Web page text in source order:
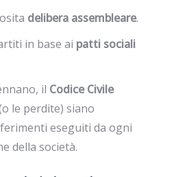
delibera assembleare.
in base ai patti sociali
il Codice Civile
le perdite) siano
eseguiti da ogni
della società.